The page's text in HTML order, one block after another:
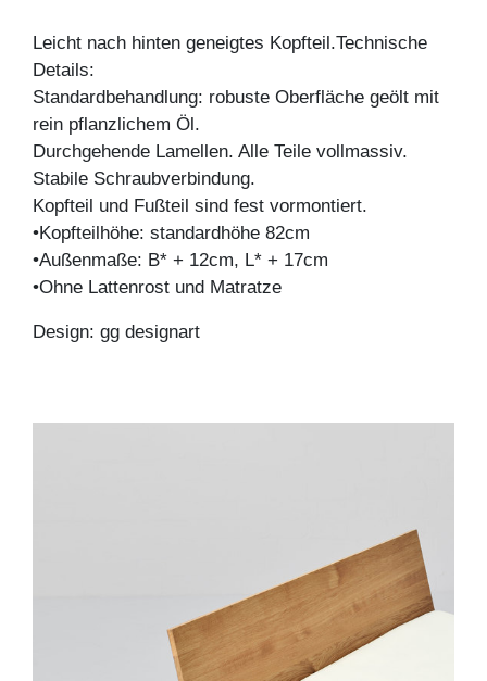
Leicht nach hinten geneigtes Kopfteil.Technische
Details:
Standardbehandlung: robuste Oberfläche geölt mit
rein pflanzlichem Öl.
Durchgehende Lamellen. Alle Teile vollmassiv.
Stabile Schraubverbindung.
Kopfteil und Fußteil sind fest vormontiert.
•Kopfteilhöhe: standardhöhe 82cm
•Außenmaße: B* + 12cm, L* + 17cm
•Ohne Lattenrost und Matratze
Design: gg designart